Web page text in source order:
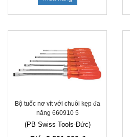
Bộ tuốc nơ vít với chuôi kẹp đa
năng 660910 5
(PB Swiss Tools-Đức)